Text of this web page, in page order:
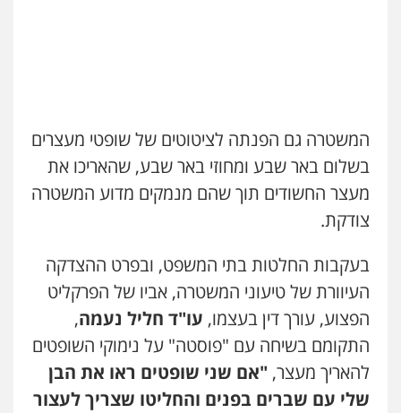
עו"ד גיורא זילברשטיין
פלילי פשיעה חמורה מעצרים וחקירות
0505212444
פלילי פשע חמור תעבורה צבא מעצרים
וחקירות
0542255161
עורך דין פלילי רובי גלבוע
פלילי פשיעה חמורה צווארון לבן תעבורה
0505537656
המשטרה גם הפנתה לציטוטים של שופטי מעצרים
בשלום באר שבע ומחוזי באר שבע, שהאריכו את
מעצר החשודים תוך שהם מנמקים מדוע המשטרה
צודקת.
בעקבות החלטות בתי המשפט, ובפרט ההצדקה
העיוורת של טיעוני המשטרה, אביו של הפרקליט
הפצוע, עורך דין בעצמו, עו"ד חליל נעמה,
התקומם בשיחה עם "פוסטה" על נימוקי השופטים
להאריך מעצר, "אם שני שופטים ראו את הבן
שלי עם שברים בפנים והחליטו שצריך לעצור